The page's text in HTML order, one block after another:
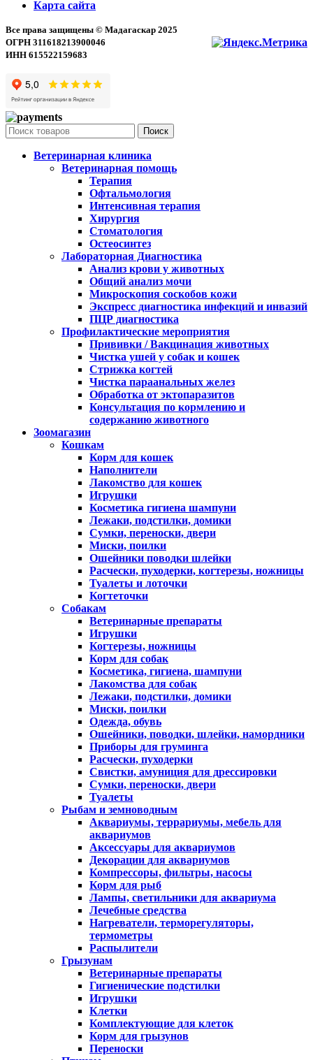
Карта сайта
Все права защищены © Мадагаскар 2025
ОГРН 311618213900046
ИНН 615522159683
Поиск
Ветеринарная клиника
Ветеринарная помощь
Терапия
Офтальмология
Интенсивная терапия
Хирургия
Стоматология
Остеосинтез
Лабораторная Диагностика
Анализ крови у животных
Общий анализ мочи
Микроскопия соскобов кожи
Экспресс диагностика инфекций и инвазий
ПЦР диагностика
Профилактические мероприятия
Прививки / Вакцинация животных
Чистка ушей у собак и кошек
Стрижка когтей
Чистка параанальных желез
Обработка от эктопаразитов
Консультация по кормлению и
содержанию животного
Зоомагазин
Кошкам
Корм для кошек
Наполнители
Лакомство для кошек
Игрушки
Косметика гигиена шампуни
Лежаки, подстилки, домики
Сумки, переноски, двери
Миски, поилки
Ошейники поводки шлейки
Расчески, пуходерки, когтерезы, ножницы
Туалеты и лоточки
Когтеточки
Собакам
Ветеринарные препараты
Игрушки
Когтерезы, ножницы
Корм для собак
Косметика, гигиена, шампуни
Лакомства для собак
Лежаки, подстилки, домики
Миски, поилки
Одежда, обувь
Ошейники, поводки, шлейки, намордники
Приборы для груминга
Расчески, пуходерки
Свистки, амуниция для дрессировки
Сумки, переноски, двери
Туалеты
Рыбам и земноводным
Аквариумы, террариумы, мебель для
аквариумов
Аксессуары для аквариумов
Декорации для аквариумов
Компрессоры, фильтры, насосы
Корм для рыб
Лампы, светильники для аквариума
Лечебные средства
Нагреватели, терморегуляторы,
термометры
Распылители
Грызунам
Ветеринарные препараты
Гигиенические подстилки
Игрушки
Клетки
Комплектующие для клеток
Корм для грызунов
Переноски